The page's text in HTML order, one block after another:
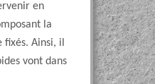
en
la
Ainsi, il
vont dans